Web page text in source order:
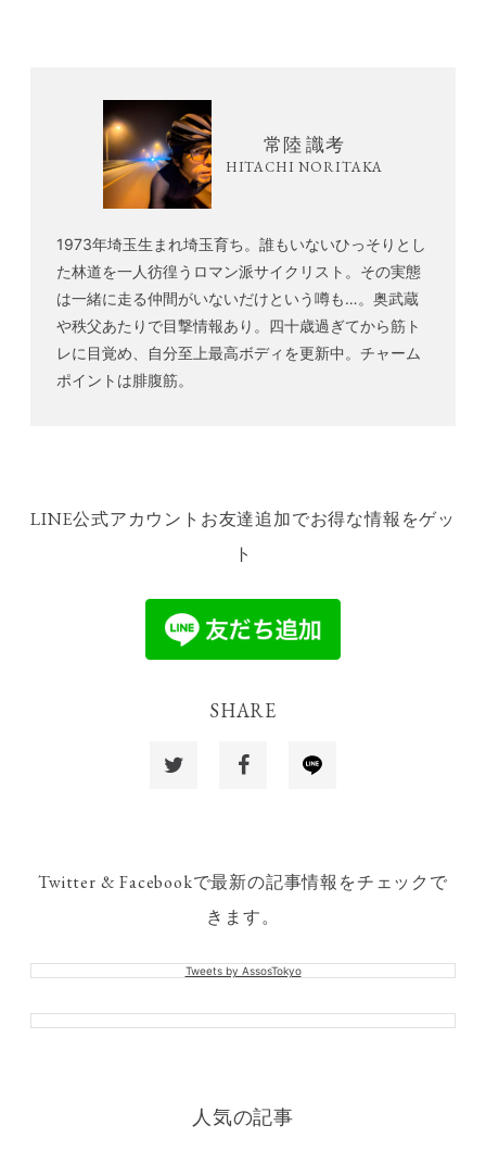
常陸 識考
HITACHI NORITAKA
1973年埼玉生まれ埼玉育ち。誰もいないひっそりとし
た林道を一人彷徨うロマン派サイクリスト。その実態
は一緒に走る仲間がいないだけという噂も…。奥武蔵
や秩父あたりで目撃情報あり。四十歳過ぎてから筋ト
レに目覚め、自分至上最高ボディを更新中。チャーム
ポイントは腓腹筋。
LINE公式アカウントお友達追加でお得な情報をゲッ
ト
SHARE
Twitter & Facebookで最新の記事情報をチェックで
きます。
Tweets by AssosTokyo
人気の記事